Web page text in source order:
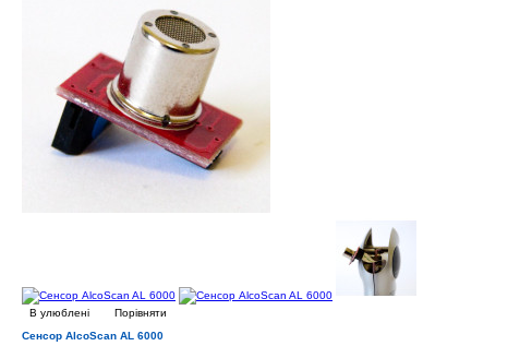
В улюблені
Порівняти
Сенсор AlcoScan AL 6000